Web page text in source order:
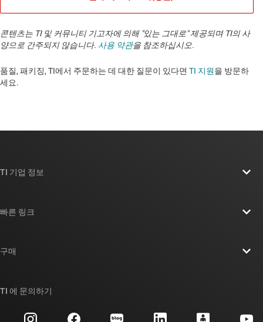
콘텐츠는 TI 및 커뮤니티 기고자에 의해 "있는 그대로" 제공되며 TI의 사
양으로 간주되지 않습니다. 사용 약관을 참조하십시오.
품질, 패키징, TI에서 주문하는 데 대한 질문이 있다면 TI 지원을 방문하
세요. ​​​​​​​​​​​​​​
TI 기업 정보
빠른 링크
대체품 검색
고객 지원 센터
구매
TI 에 문의하기